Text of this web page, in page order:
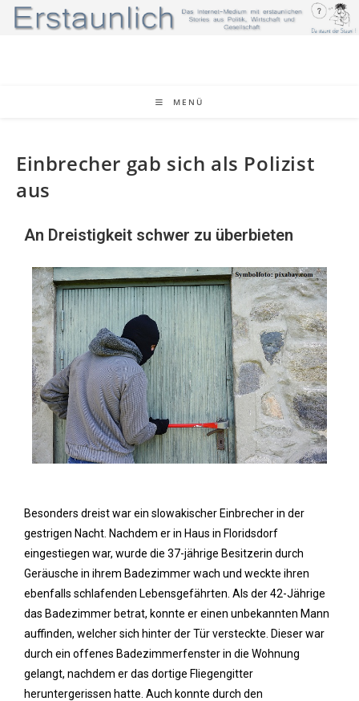
MENÜ
Einbrecher gab sich als Polizist
aus
An Dreistigkeit schwer zu überbieten
Besonders dreist war ein slowakischer Einbrecher in der
gestrigen Nacht. Nachdem er in Haus in Floridsdorf
eingestiegen war, wurde die 37-jährige Besitzerin durch
Geräusche in ihrem Badezimmer wach und weckte ihren
ebenfalls schlafenden Lebensgefährten. Als der 42-Jährige
das Badezimmer betrat, konnte er einen unbekannten Mann
auffinden, welcher sich hinter der Tür versteckte. Dieser war
durch ein offenes Badezimmerfenster in die Wohnung
gelangt, nachdem er das dortige Fliegengitter
heruntergerissen hatte. Auch konnte durch den